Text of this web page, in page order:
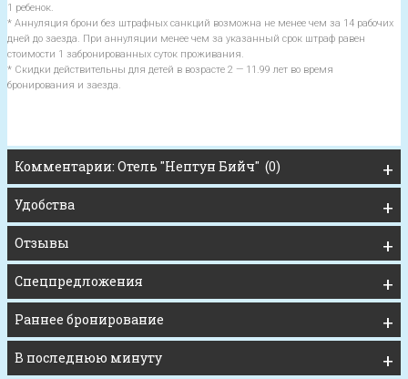
1 ребенок.
* Аннуляция брони без штрафных санкций возможна не менее чем за 14 рабочих
дней до заезда. При аннуляции менее чем за указанный срок штраф равен
стоимости 1 забронированных суток проживания.
* Скидки действительны для детей в возрасте 2 — 11.99 лет во время
бронирования и заезда.
Комментарии: Отель "Нептун Бийч" (0)
Удобства
Отзывы
Спецпредложения
Раннее бронирование
В последнюю минуту